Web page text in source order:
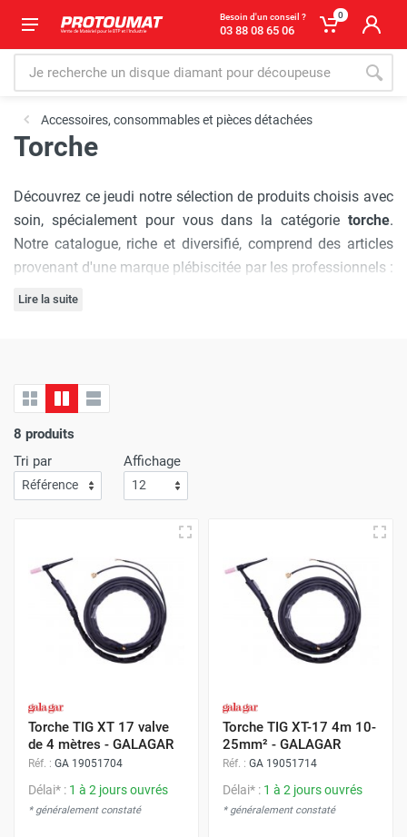
Besoin d'un conseil ?
03 88 08 65 06
0
Accessoires, consommables et pièces détachées
Torche
Découvrez ce jeudi notre sélection de produits choisis avec
soin, spécialement pour vous dans la catégorie torche.
Notre catalogue, riche et diversifié, comprend des articles
provenant d'une marque plébiscitée par les professionnels :
Gala Gar
expérience d'achat où chaque visite est synonyme
d'économie.L'efficacité de notre service de livraison est
une priorité absolue
rapidement et sans le moindre souci !
Avec Protoumat,bénéficiez d'un shopping qui allie à la
perfection des prix avantageux
et une livraison dont la rapidité vous surprendra
Lire la suite
8 produits
Tri par
Affichage
Torche TIG XT 17 valve
de 4 mètres - GALAGAR
Réf. : GA 19051704
Délai* : 1 à 2 jours ouvrés
* généralement constaté
Torche TIG XT-17 4m 10-
25mm² - GALAGAR
Réf. : GA 19051714
Délai* : 1 à 2 jours ouvrés
* généralement constaté